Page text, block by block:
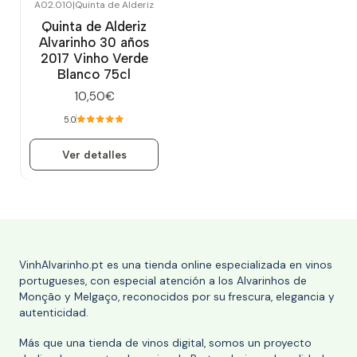
A02.010|Quinta de Alderiz
Quinta de Alderiz
Alvarinho 30 años
2017 Vinho Verde
Blanco 75cl
10,50€
5.0
Ver detalles
VinhAlvarinho.pt es una tienda online especializada en vinos
portugueses, con especial atención a los Alvarinhos de
Monção y Melgaço, reconocidos por su frescura, elegancia y
autenticidad.
Más que una tienda de vinos digital, somos un proyecto